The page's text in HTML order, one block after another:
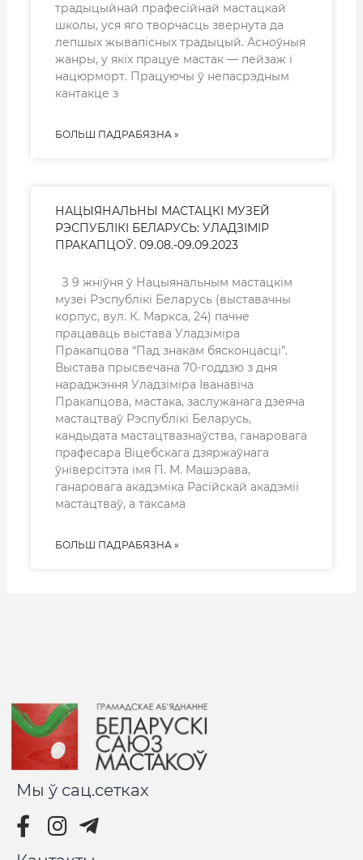
традыцыйнай прафесійнай мастацкай
школы, уся яго творчасць звернута да
лепшых жывапісных традыцый. Асноўныя
жанры, у якіх працуе мастак — пейзаж і
нацюрморт. Працуючы ў непасрэдным
кантакце з
БОЛЬШ ПАДРАБЯЗНА »
НАЦЫЯНАЛЬНЫ МАСТАЦКІ МУЗЕЙ
РЭСПУБЛІКІ БЕЛАРУСЬ: УЛАДЗІМІР
ПРАКАПЦОЎ. 09.08.-09.09.2023
З 9 жніўня ў Нацыянальным мастацкім
музеі Рэспублікі Беларусь (выставачны
корпус, вул. К. Маркса, 24) пачне
працаваць выстава Уладзіміра
Пракапцова “Пад знакам бясконцасці”.
Выстава прысвечана 70-годдзю з дня
нараджэння Уладзіміра Іванавіча
Пракапцова, мастака, заслужанага дзеяча
мастацтваў Рэспублікі Беларусь,
кандыдата мастацтвазнаўства, ганаровага
прафесара Віцебскага дзяржаўнага
ўніверсітэта імя П. М. Машэрава,
ганаровага акадэміка Расійскай акадэміі
мастацтваў, а таксама
БОЛЬШ ПАДРАБЯЗНА »
Мы ў сац.сетках